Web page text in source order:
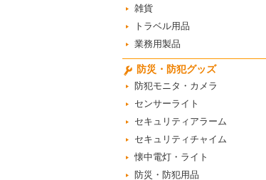
雑貨
トラベル用品
業務用製品
防災・防犯グッズ
防犯モニタ・カメラ
センサーライト
セキュリティアラーム
セキュリティチャイム
懐中電灯・ライト
防災・防犯用品